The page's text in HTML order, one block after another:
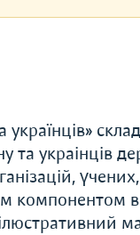
українців»
украінців
компонентом